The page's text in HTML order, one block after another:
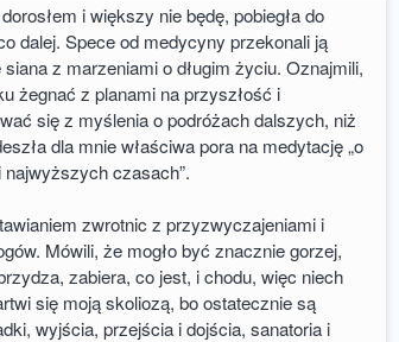
i większy nie będę, pobiegła do
dalej. Spece od medycyny przekonali ją
siana z marzeniami o długim życiu. Oznajmili,
żegnać z planami na przyszłość i
się z myślenia o podróżach dalszych, niż
dla mnie właściwa pora na medytację „o
czasach”.
zwrotnic z przyzwyczajeniami i
Mówili, że mogło być znacznie gorzej,
zabiera, co jest, i chodu, więc niech
się moją skoliozą, bo ostatecznie są
wyjścia, przejścia i dojścia, sanatoria i